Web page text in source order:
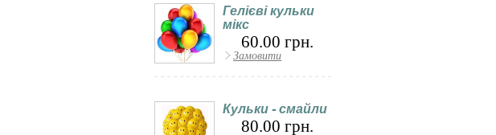
Гелієві кульки
мікс
60.00 грн.
Замовити
Кульки - смайли
80.00 грн.